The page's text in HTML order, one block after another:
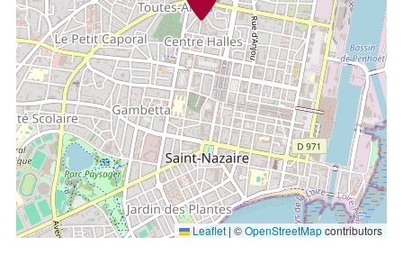
Leaflet | ©OpenStreetMapcontributors